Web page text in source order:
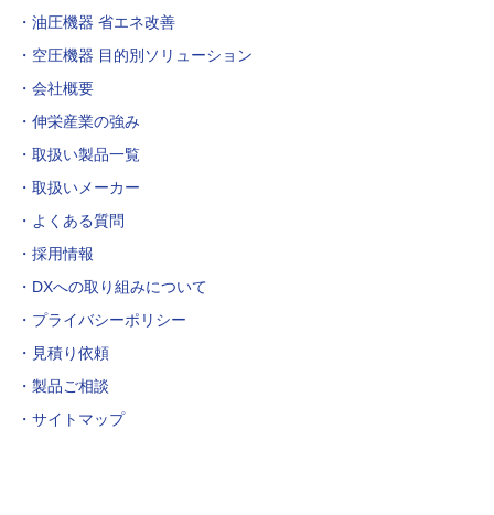
油圧機器 省エネ改善
空圧機器 目的別ソリューション
会社概要
伸栄産業の強み
取扱い製品一覧
取扱いメーカー
よくある質問
採用情報
DXへの取り組みについて
プライバシーポリシー
見積り依頼
製品ご相談
サイトマップ